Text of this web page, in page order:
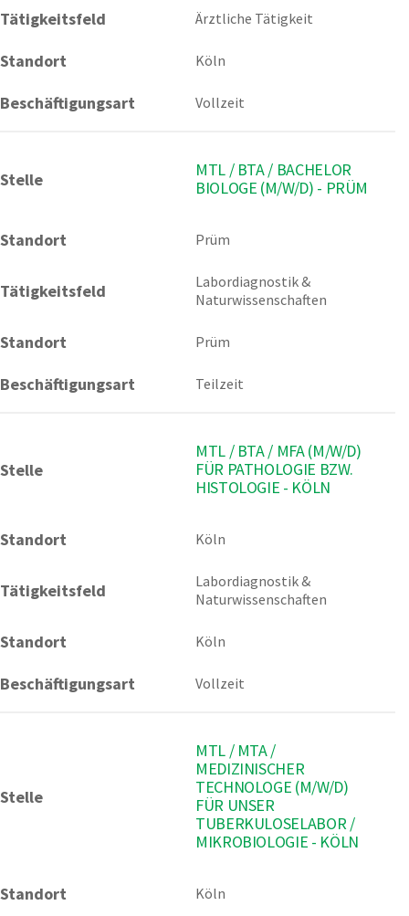
Tätigkeitsfeld Ärztliche Tätigkeit
Standort Köln
Beschäftigungsart Vollzeit
Stelle
MTL / BTA / BACHELOR
BIOLOGE (M/W/D) - PRÜM
Standort Prüm
Tätigkeitsfeld
Labordiagnostik &
Naturwissenschaften
Standort Prüm
Beschäftigungsart Teilzeit
Stelle
MTL / BTA / MFA (M/W/D)
FÜR PATHOLOGIE BZW.
HISTOLOGIE - KÖLN
Standort Köln
Tätigkeitsfeld
Labordiagnostik &
Naturwissenschaften
Standort Köln
Beschäftigungsart Vollzeit
Stelle
MTL / MTA /
MEDIZINISCHER
TECHNOLOGE (M/W/D)
FÜR UNSER
TUBERKULOSELABOR /
MIKROBIOLOGIE - KÖLN
Standort Köln